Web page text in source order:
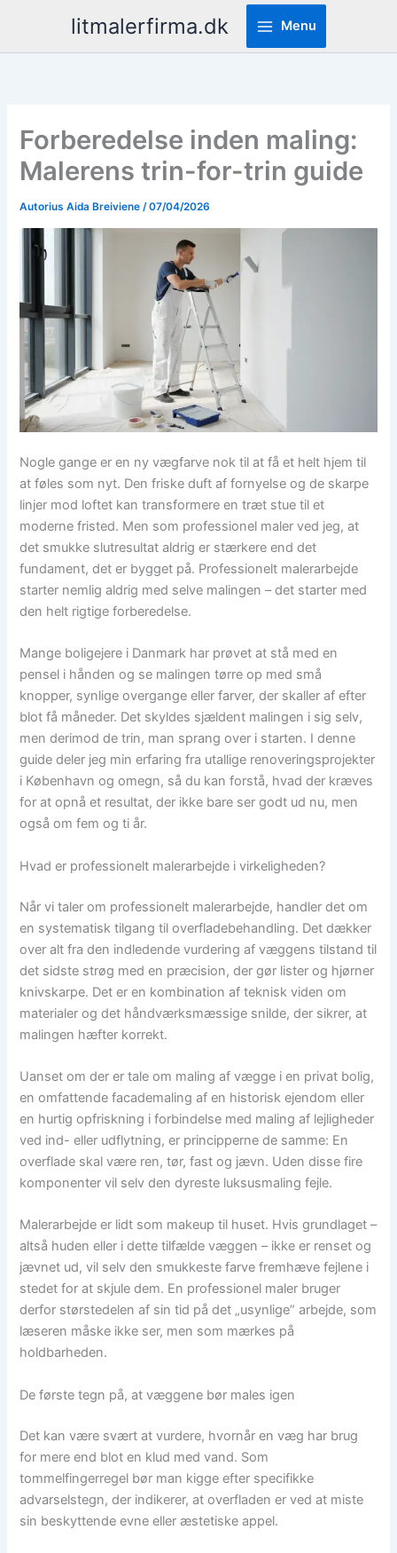
turinio
litmalerfirma.dk Menu
Forberedelse inden maling:
Malerens trin-for-trin guide
Autorius Aida Breiviene/07/04/2026
Nogle gange er en ny vægfarve nok til at få et helt hjem til
at føles som nyt. Den friske duft af fornyelse og de skarpe
linjer mod loftet kan transformere en træt stue til et
moderne fristed. Men som professionel maler ved jeg, at
det smukke slutresultat aldrig er stærkere end det
fundament, det er bygget på. Professionelt malerarbejde
starter nemlig aldrig med selve malingen – det starter med
den helt rigtige forberedelse.
Mange boligejere i Danmark har prøvet at stå med en
pensel i hånden og se malingen tørre op med små
knopper, synlige overgange eller farver, der skaller af efter
blot få måneder. Det skyldes sjældent malingen i sig selv,
men derimod de trin, man sprang over i starten. I denne
guide deler jeg min erfaring fra utallige renoveringsprojekter
i København og omegn, så du kan forstå, hvad der kræves
for at opnå et resultat, der ikke bare ser godt ud nu, men
også om fem og ti år.
Hvad er professionelt malerarbejde i virkeligheden?
Når vi taler om professionelt malerarbejde, handler det om
en systematisk tilgang til overfladebehandling. Det dækker
over alt fra den indledende vurdering af væggens tilstand til
det sidste strøg med en præcision, der gør lister og hjørner
knivskarpe. Det er en kombination af teknisk viden om
materialer og det håndværksmæssige snilde, der sikrer, at
malingen hæfter korrekt.
Uanset om der er tale om maling af vægge i en privat bolig,
en omfattende facademaling af en historisk ejendom eller
en hurtig opfriskning i forbindelse med maling af lejligheder
ved ind- eller udflytning, er principperne de samme: En
overflade skal være ren, tør, fast og jævn. Uden disse fire
komponenter vil selv den dyreste luksusmaling fejle.
Malerarbejde er lidt som makeup til huset. Hvis grundlaget –
altså huden eller i dette tilfælde væggen – ikke er renset og
jævnet ud, vil selv den smukkeste farve fremhæve fejlene i
stedet for at skjule dem. En professionel maler bruger
derfor størstedelen af sin tid på det „usynlige” arbejde, som
læseren måske ikke ser, men som mærkes på
holdbarheden.
De første tegn på, at væggene bør males igen
Det kan være svært at vurdere, hvornår en væg har brug
for mere end blot en klud med vand. Som
tommelfingerregel bør man kigge efter specifikke
advarselstegn, der indikerer, at overfladen er ved at miste
sin beskyttende evne eller æstetiske appel.